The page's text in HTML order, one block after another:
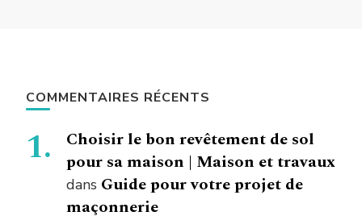
COMMENTAIRES RÉCENTS
Choisir le bon revêtement de sol
pour sa maison | Maison et travaux
dans Guide pour votre projet de
maçonnerie